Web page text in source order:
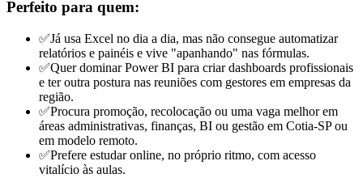
Perfeito para quem:
✅Já usa Excel no dia a dia, mas não consegue automatizar
relatórios e painéis e vive "apanhando" nas fórmulas.
✅Quer dominar Power BI para criar dashboards profissionais
e ter outra postura nas reuniões com gestores em empresas da
região.
✅Procura promoção, recolocação ou uma vaga melhor em
áreas administrativas, finanças, BI ou gestão em Cotia-SP ou
em modelo remoto.
✅Prefere estudar online, no próprio ritmo, com acesso
vitalício às aulas.